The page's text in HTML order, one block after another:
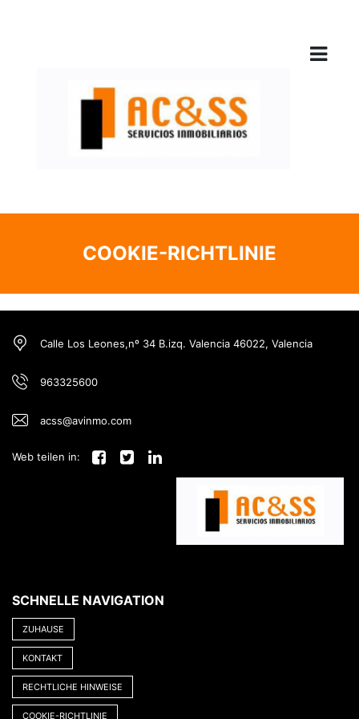
COOKIE-RICHTLINIE
Calle Los Leones,nº 34 B.izq. Valencia 46022, Valencia
963325600
acss@avinmo.com
Web teilen in:
SCHNELLE NAVIGATION
ZUHAUSE
KONTAKT
RECHTLICHE HINWEISE
COOKIE-RICHTLINIE